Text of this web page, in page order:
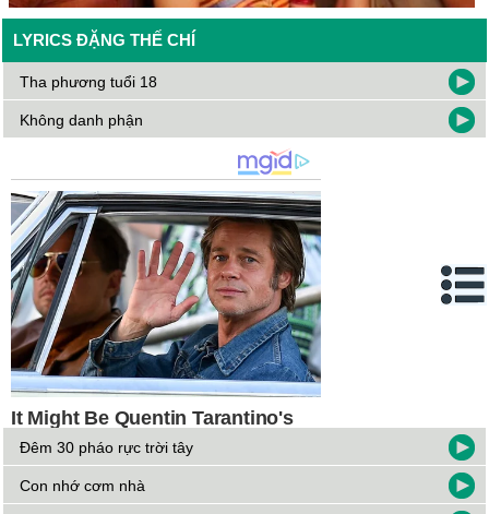
LYRICS ĐẶNG THẾ CHÍ
Tha phương tuổi 18
Không danh phận
Đêm 30 pháo rực trời tây
Con nhớ cơm nhà